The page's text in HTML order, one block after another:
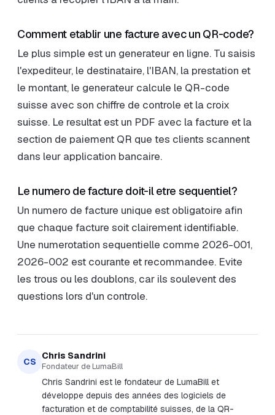
Comment etablir une facture avec un QR-code?
Le plus simple est un generateur en ligne. Tu saisis
l'expediteur, le destinataire, l'IBAN, la prestation et
le montant, le generateur calcule le QR-code
suisse avec son chiffre de controle et la croix
suisse. Le resultat est un PDF avec la facture et la
section de paiement QR que tes clients scannent
dans leur application bancaire.
Le numero de facture doit-il etre sequentiel?
Un numero de facture unique est obligatoire afin
que chaque facture soit clairement identifiable.
Une numerotation sequentielle comme 2026-001,
2026-002 est courante et recommandee. Evite
les trous ou les doublons, car ils soulevent des
questions lors d'un controle.
CS
Chris Sandrini
Fondateur de LumaBill
Chris Sandrini est le fondateur de LumaBill et
développe depuis des années des logiciels de
facturation et de comptabilité suisses, de la QR-